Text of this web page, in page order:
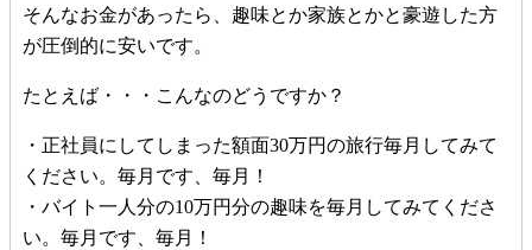
そんなお金があったら、趣味とか家族とかと豪遊した方
が圧倒的に安いです。
たとえば・・・こんなのどうですか？
・正社員にしてしまった額面30万円の旅行毎月してみて
ください。毎月です、毎月！
・バイト一人分の10万円分の趣味を毎月してみてくださ
い。毎月です、毎月！